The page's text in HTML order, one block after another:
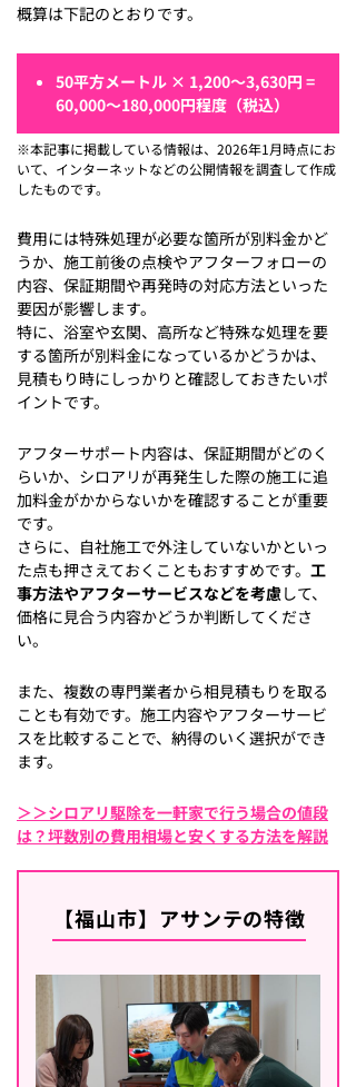
概算は下記のとおりです。
50平方メートル × 1,200～3,630円 =
60,000～180,000円程度（税込）
※本記事に掲載している情報は、2026年1月時点にお
いて、インターネットなどの公開情報を調査して作成
したものです。
費用には特殊処理が必要な箇所が別料金かど
うか、施工前後の点検やアフターフォローの
内容、保証期間や再発時の対応方法といった
要因が影響します。
特に、浴室や玄関、高所など特殊な処理を要
する箇所が別料金になっているかどうかは、
見積もり時にしっかりと確認しておきたいポ
イントです。
アフターサポート内容は、保証期間がどのく
らいか、シロアリが再発生した際の施工に追
加料金がかからないかを確認することが重要
です。
さらに、自社施工で外注していないかといっ
た点も押さえておくこともおすすめです。 工
事方法やアフターサービスなどを考慮 して、
価格に見合う内容かどうか判断してくださ
い。
また、複数の専門業者から相見積もりを取る
ことも有効です。施工内容やアフターサービ
スを比較することで、納得のいく選択ができ
ます。
＞＞シロアリ駆除を一軒家で行う場合の値段
は？坪数別の費用相場と安くする方法を解説
【福山市】アサンテの特徴